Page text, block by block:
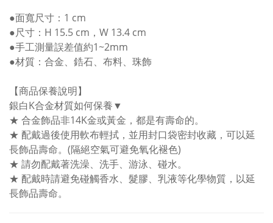
●面寬尺寸：1 cm
●尺寸：H 15.5 cm，W 13.4 cm
●手工測量誤差值約1~2mm
●材質：合金、鋯石、布料、珠飾
【商品保養說明】
銀白K合金材質如何保養▼
★ 合金飾品非14K金或黃金，都是有壽命的。
★ 配戴過後使用軟布輕拭，並用封口袋密封收藏，可以延
長飾品壽命。(隔絕空氣可避免氧化褪色)
★ 請勿配戴著洗澡、洗手、游泳、碰水。
★ 配戴時請避免碰觸香水、髮膠、乳液等化學物質，以延
長飾品壽命。